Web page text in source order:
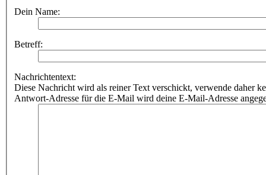
Dein Name:
Betreff:
Nachrichtentext:
Diese Nachricht wird als reiner Text verschickt, verwende daher
Antwort-Adresse für die E-Mail wird deine E-Mail-Adresse